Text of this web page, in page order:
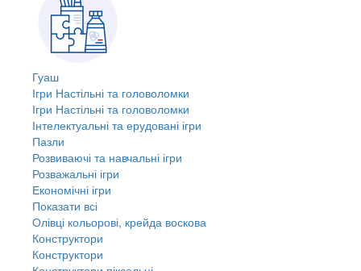
Гуаш
Ігри Настільні та головоломки
Ігри Настільні та головоломки
Інтелектуальні та ерудовані ігри
Пазли
Розвиваючі та навчальні ігри
Розважальні ігри
Економічні ігри
Показати всі
Олівці кольорові, крейда воскова
Конструктори
Конструктори